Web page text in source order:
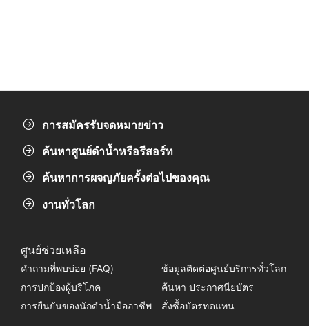
การสมัครรับจดหมายข่าว
ค้นหาศูนย์ดำน้ำหรือรีสอร์ท
ค้นหาการผจญภัยครั้งต่อไปของคุณ
งานทั่วโลก
ศูนย์ช่วยเหลือ
คำถามที่พบบ่อย (FAQ)
ข้อมูลติดต่อศูนย์บริการทั่วโลก
การปกป้องผู้บริโภค
ค้นหา ประกาศนียบัตร
การยืนยันของนักดำน้ำมืออาชีพ
สั่งซื้อบัตรทดแทน